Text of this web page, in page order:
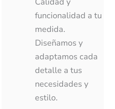
funcionalidad a tu
medida.
Diseñamos y
adaptamos cada
detalle a tus
necesidades y
estilo.